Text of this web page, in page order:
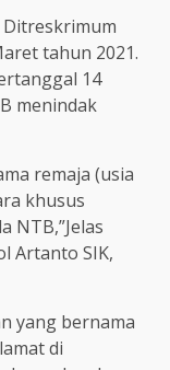
Ditreskrimum
tahun 2021.
14
menindak
remaja (usia
khusus
NTB,”Jelas
Artanto SIK,
yang bernama
di